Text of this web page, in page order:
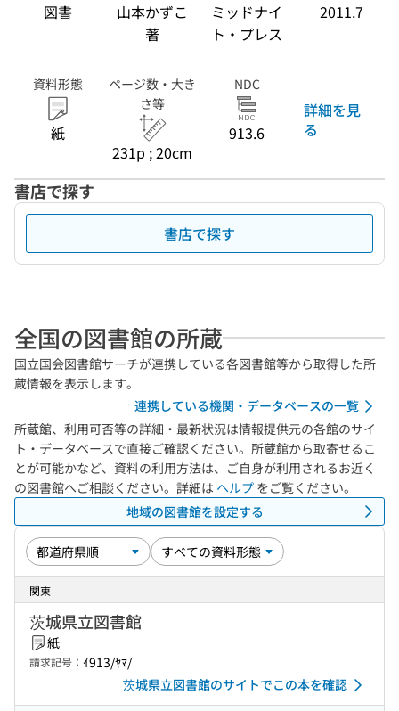
図書
山本かずこ
著
ミッドナイ
ト・プレス
2011.7
資料形態
紙
ページ数・大き
さ等
231p ; 20cm
NDC
913.6
詳細を見
る
書店で探す
書店で探す
全国の図書館の所蔵
国立国会図書館サーチが連携している各図書館等から取得した所
蔵情報を表示します。
連携している機関・データベースの一覧
所蔵館、利用可否等の詳細・最新状況は情報提供元の各館のサイ
ト・データベースで直接ご確認ください。所蔵館から取寄せるこ
とが可能かなど、資料の利用方法は、ご自身が利用されるお近く
の図書館へご相談ください。詳細は ヘルプ をご覧ください。
地域の図書館を設定する
関東
茨城県立図書館
紙
請求記号： ｲ913/ﾔﾏ/
茨城県立図書館のサイトでこの本を確認